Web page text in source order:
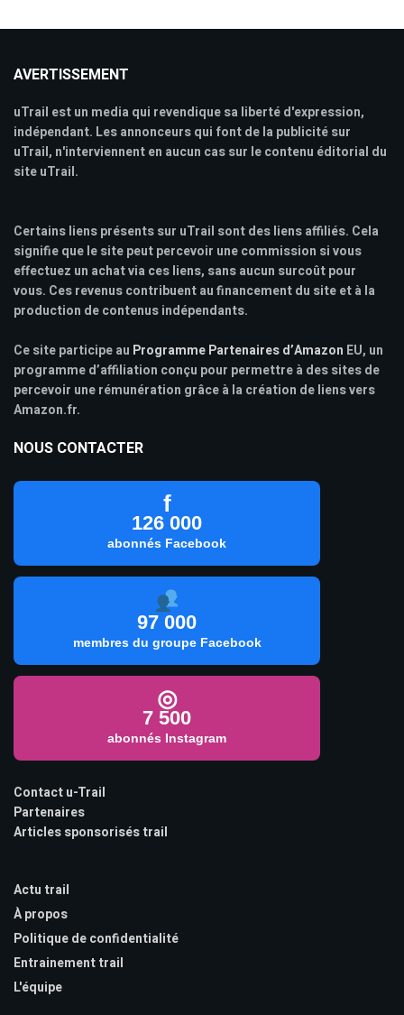
AVERTISSEMENT
uTrail est un media qui revendique sa liberté d'expression,
indépendant. Les annonceurs qui font de la publicité sur
uTrail, n'interviennent en aucun cas sur le contenu éditorial du
site uTrail.
Certains liens présents sur uTrail sont des liens affiliés. Cela
signifie que le site peut percevoir une commission si vous
effectuez un achat via ces liens, sans aucun surcoût pour
vous. Ces revenus contribuent au financement du site et à la
production de contenus indépendants.
Ce site participe au Programme Partenaires d’Amazon EU, un
programme d’affiliation conçu pour permettre à des sites de
percevoir une rémunération grâce à la création de liens vers
Amazon.fr.
NOUS CONTACTER
f
126 000
abonnés Facebook
97 000
membres du groupe Facebook
◎
7 500
abonnés Instagram
Contact u-Trail
Partenaires
Articles sponsorisés trail
Actu trail
À propos
Politique de confidentialité
Entrainement trail
L'équipe